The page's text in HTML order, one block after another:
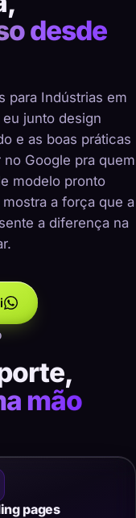
desde
para Indústrias em
junto design
e as boas práticas
Google pra quem
modelo pronto
a força que a
a diferença na
mão
pages